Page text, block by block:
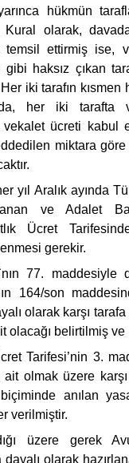
hükmün
Kural olarak,
ettirmiş ise,
haksız çıkan
iki tarafın kısmen
her iki tarafta
vekalet ücreti kabul
miktara göre
yıl Aralık ayında
ve Adalet
Ücret
gerekir.
77. maddesiyle
164/son
olarak karşı
olacağı belirtilmiş ve
Tarifesi’nin 3.
olmak üzere
anılan
verilmiştir.
üzere gerek
olarak